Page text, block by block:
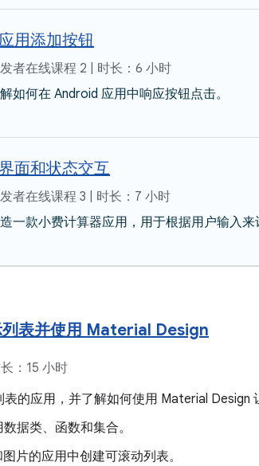
用添加按钮
者在线课程 2 | 时长：6 小时
如何在 Android 应用中响应按钮点击。
面和状态交互
者在线课程 3 | 时长：7 小时
一款小费计算器应用，用于根据用户输入来
列表并使用 Material Design
：15 小时
的应用，并了解如何使用 Material Design
据类、函数和集合。
片的应用中创建可滚动列表。